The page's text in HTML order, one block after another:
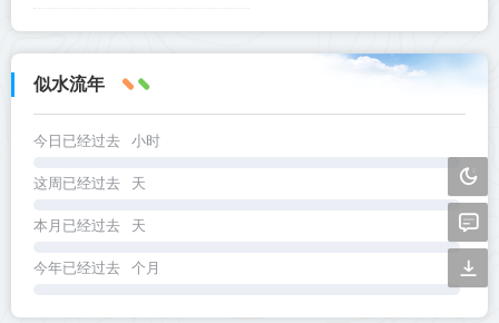
似水流年
今日已经过去 小时
这周已经过去 天
本月已经过去 天
今年已经过去 个月